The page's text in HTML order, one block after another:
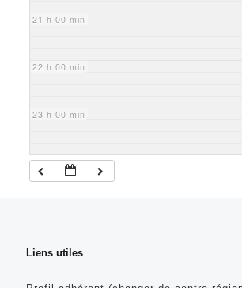
21 h 00 min
22 h 00 min
23 h 00 min
Liens utiles